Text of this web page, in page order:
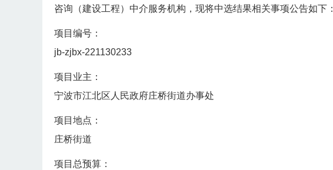
咨询（建设工程）中介服务机构，现将中选结果相关事项公告如下：
项目编号：
jb-zjbx-221130233
项目业主：
宁波市江北区人民政府庄桥街道办事处
项目地点：
庄桥街道
项目总预算：